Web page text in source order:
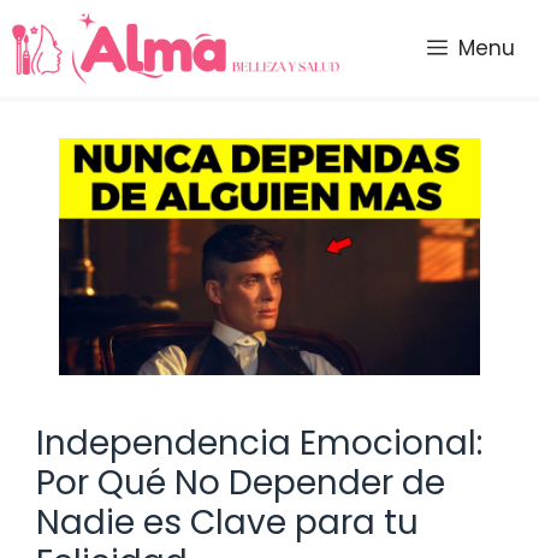
Saltar
al
contenido
Menu
Independencia Emocional:
Por Qué No Depender de
Nadie es Clave para tu